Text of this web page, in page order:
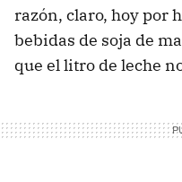
razón, claro, hoy por
bebidas de soja de
que el litro de leche